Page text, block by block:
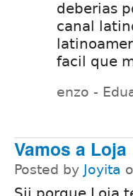
deberias
canal
facil que
enzo -
Vamos a Loja
Posted by Joyita